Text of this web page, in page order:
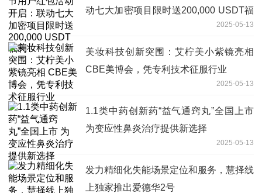
动七大加密项目限时送200,000 USDT福
2025-05-13
美妆科技创新突围：艾柠美小紫镜亮相
CBE美博会，凭专利技术征服行业
2025-05-13
1.1类中药创新药“益气通窍丸”全国上市
为变应性鼻炎治疗提供新选择
2025-05-13
发力精细化失能场景定位和服务，慧择线
上独家推出爱德华2号